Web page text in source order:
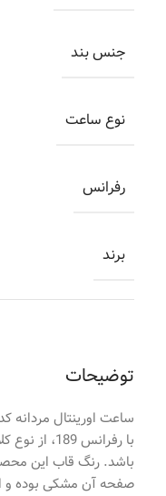
توضیحات
با رفرانس
باشد. رنگ قاب این
صفحه آن مشکی بوده و
جنس بند
نوع ساعت
رفرانس
برند